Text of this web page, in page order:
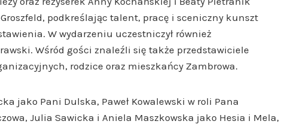
podkreślając talent, pracę i sceniczny kunszt
W wydarzeniu uczestniczył również
Wśród gości znaleźli się także przedstawiciele
rodzice oraz mieszkańcy Zambrowa.
jako Pani Dulska, Paweł Kowalewski w roli Pana
Julia Sawicka i Aniela Maszkowska jako Hesia i Mela,